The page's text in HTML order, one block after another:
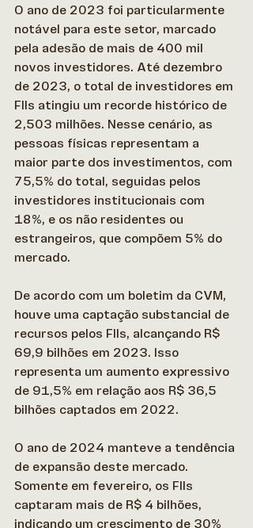
O ano de 2023 foi particularmente
notável para este setor, marcado
pela adesão de mais de 400 mil
novos investidores. Até dezembro
de 2023, o total de investidores em
FIIs atingiu um recorde histórico de
2,503 milhões. Nesse cenário, as
pessoas físicas representam a
maior parte dos investimentos, com
75,5% do total, seguidas pelos
investidores institucionais com
18%, e os não residentes ou
estrangeiros, que compõem 5% do
mercado.
De acordo com um boletim da CVM,
houve uma captação substancial de
recursos pelos FIIs, alcançando R$
69,9 bilhões em 2023. Isso
representa um aumento expressivo
de 91,5% em relação aos R$ 36,5
bilhões captados em 2022.
O ano de 2024 manteve a tendência
de expansão deste mercado.
Somente em fevereiro, os FIIs
captaram mais de R$ 4 bilhões,
indicando um crescimento de 30%